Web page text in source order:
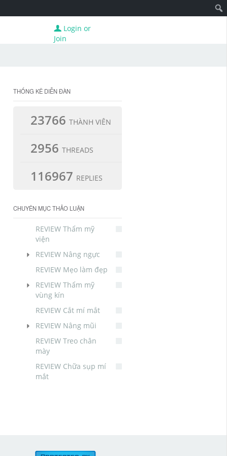
Login or
Join
THỐNG KÊ DIỄN ĐÀN
23766 THÀNH VIÊN
2956 THREADS
116967 REPLIES
CHUYÊN MỤC THẢO LUẬN
REVIEW Thẩm mỹ
viện
REVIEW Nâng ngực
REVIEW Mẹo làm đẹp
REVIEW Thẩm mỹ
vùng kín
REVIEW Cắt mí mắt
REVIEW Nâng mũi
REVIEW Treo chân
mày
REVIEW Chữa sụp mí
mắt